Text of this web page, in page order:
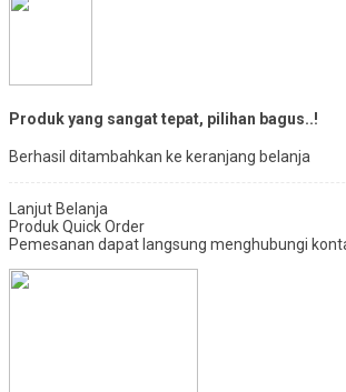
Produk yang sangat tepat, pilihan bagus..!
Berhasil ditambahkan ke keranjang belanja
Lanjut Belanja
Produk Quick Order
Pemesanan dapat langsung menghubungi